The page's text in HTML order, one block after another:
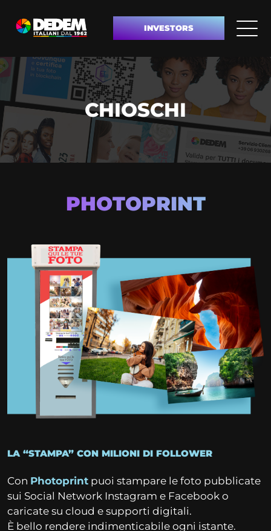
INVESTORS
CHIOSCHI
PHOTOPRINT
LA “STAMPA” CON MILIONI DI FOLLOWER
Con Photoprint puoi stampare le foto pubblicate
sui Social Network Instagram e Facebook o
caricate su cloud e supporti digitali.
È bello rendere indimenticabile ogni istante.